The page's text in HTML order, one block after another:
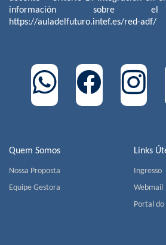
Quem Somos
Nossa Proposta
Equipe Gestora
Links
Ingresso
Webmail
Portal do
información sobre el
https://auladelfuturo.intef.es/red-adf/